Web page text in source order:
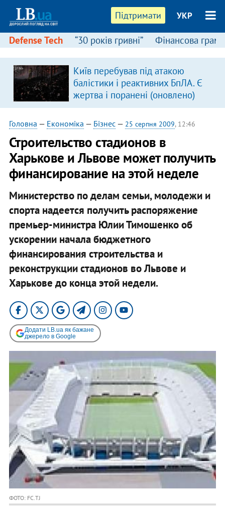
Підтримати УКР
Defense Tech “30 років гривні” Фінансова
Київ перебував під атакою
балістики і реактивних БпЛА. Є
жертва і поранені (оновлено)
Головна — Економіка — Бізнес— 25 серпня 2009, 12:46
Строительство стадионов в
Харькове и Львове может получить
финансирование на этой неделе
Министерство по делам семьи, молодежи и
спорта надеется получить распоряжение
премьер-министра Юлии Тимошенко об
ускорении начала бюджетного
финансирования строительства и
реконструкции стадионов во Львове и
Харькове до конца этой недели.
Додати LB.ua як бажане
джерело в Google
ФОТО: FC.TJ